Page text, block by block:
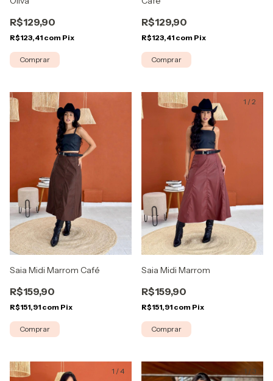
R$129,90
R$123,41 com Pix
Comprar
R$129,90
R$123,41 com Pix
Comprar
Saia Midi Marrom Café
R$159,90
R$151,91 com Pix
Comprar
1 /2
Saia Midi Marrom
R$159,90
R$151,91 com Pix
Comprar
1 /4 1 / 3